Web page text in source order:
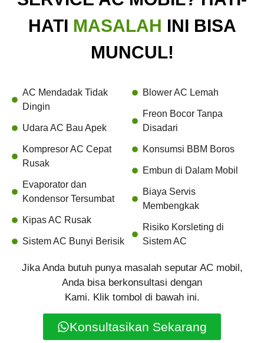
HATI MASALAH INI BISA
MUNCUL!
AC Mendadak Tidak
Dingin
Udara AC Bau Apek
Kompresor AC Cepat
Rusak
Evaporator dan
Kondensor Tersumbat
Kipas AC Rusak
Sistem AC Bunyi Berisik
Blower AC Lemah
Freon Bocor Tanpa
Disadari
Konsumsi BBM Boros
Embun di Dalam Mobil
Biaya Servis
Membengkak
Risiko Korsleting di
Sistem AC
Jika Anda butuh punya masalah seputar AC mobil,
Anda bisa berkonsultasi dengan
Kami. Klik tombol di bawah ini.
Konsultasikan Sekarang